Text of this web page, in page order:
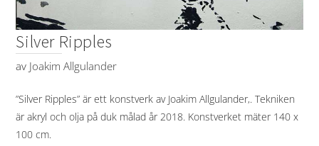
Silver Ripples
av Joakim Allgulander
”Silver Ripples” är ett konstverk av Joakim Allgulander,. Tekniken
är akryl och olja på duk målad år 2018. Konstverket mäter 140 x
100 cm.